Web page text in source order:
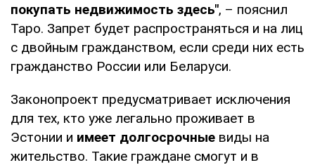
покупать недвижимость здесь", – пояснил
Таро. Запрет будет распространяться и на лиц
с двойным гражданством, если среди них есть
гражданство России или Беларуси.
Законопроект предусматривает исключения
для тех, кто уже легально проживает в
Эстонии и имеет долгосрочные виды на
жительство. Такие граждане смогут и в